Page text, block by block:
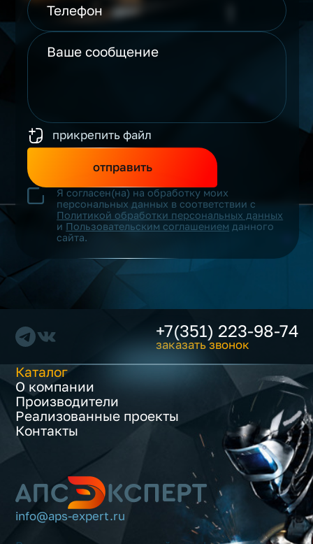
прикрепить файл
отправить
Я согласен(на) на обработку моих
персональных данных в соответствии с
Политикой обработки персональных данных
и Пользовательским соглашением данного
сайта.
+7(351) 223-98-74
заказать звонок
Каталог
О компании
Производители
Реализованные проекты
Контакты
info@aps-expert.ru